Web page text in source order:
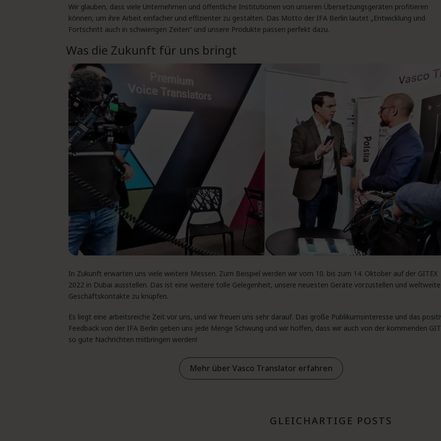
Wir glauben, dass viele Unternehmen und öffentliche Institutionen von unseren Übersetzungsgeräten profitieren
können, um ihre Arbeit einfacher und effizienter zu gestalten. Das Motto der IFA Berlin lautet „Entwicklung und
Fortschritt auch in schwierigen Zeiten“ und unsere Produkte passen perfekt dazu.
Was die Zukunft für uns bringt
In Zukunft erwarten uns viele weitere Messen. Zum Beispiel werden wir vom 10. bis zum 14. Oktober auf der GITEX
2022 in Dubai ausstellen. Das ist eine weitere tolle Gelegenheit, unsere neuesten Geräte vorzustellen und weltweite
Geschäftskontakte zu knüpfen.
Es liegt eine arbeitsreiche Zeit vor uns, und wir freuen uns sehr darauf. Das große Publikumsinteresse und das
Feedback von der IFA Berlin geben uns jede Menge Schwung und wir hoffen, dass wir auch von der kommenden
so gute Nachrichten mitbringen werden!
Mehr über Vasco Translator erfahren
GLEICHARTIGE POSTS